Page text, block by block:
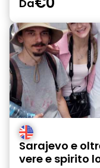
Da
Sarajevo e
vere e spirito